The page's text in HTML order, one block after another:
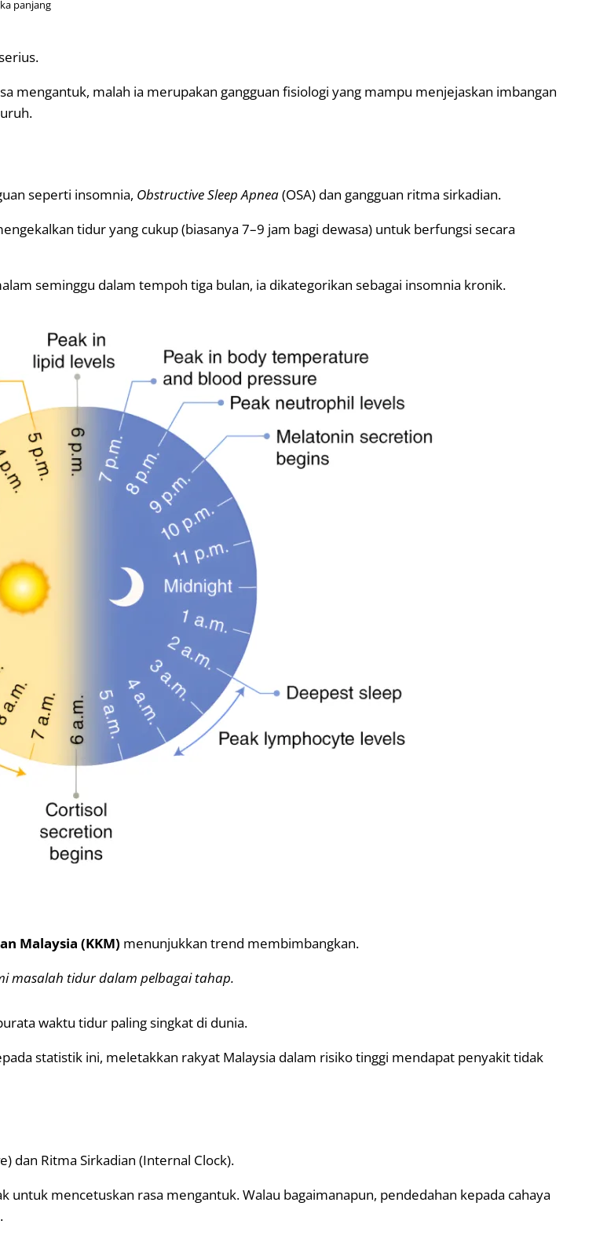
panjang
mengantuk, malah ia merupakan gangguan fisiologi yang mampu menjejaskan imbangan
seperti insomnia, Obstructive Sleep Apnea(OSA) dan gangguan ritma sirkadian.
tidur yang cukup (biasanya 7–9 jam bagi dewasa) untuk berfungsi secara
seminggu dalam tempoh tiga bulan, ia dikategorikan sebagai insomnia kronik.
Malaysia (KKM) menunjukkan trend membimbangkan.
masalah tidur dalam pelbagai tahap.
waktu tidur paling singkat di dunia.
statistik ini, meletakkan rakyat Malaysia dalam risiko tinggi mendapat penyakit tidak
dan Ritma Sirkadian (Internal Clock).
untuk mencetuskan rasa mengantuk. Walau bagaimanapun, pendedahan kepada cahaya